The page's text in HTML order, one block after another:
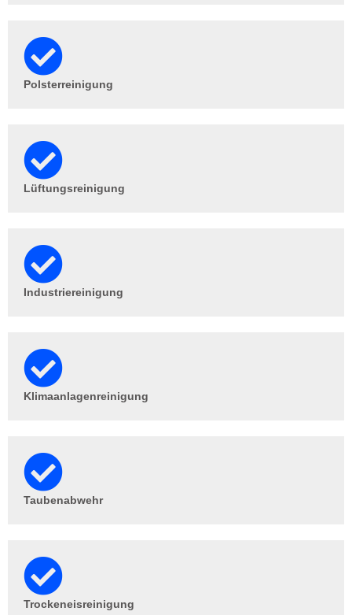
Polsterreinigung
Lüftungsreinigung
Industriereinigung
Klimaanlagenreinigung
Taubenabwehr
Trockeneisreinigung